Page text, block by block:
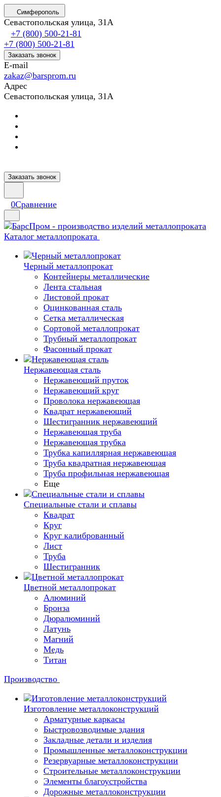
Симферополь
Севастопольская улица, 31А
+7 (800) 500-21-81
+7 (800) 500-21-81
Заказать звонок
E-mail
zakaz@barsprom.ru
Адрес
Севастопольская улица, 31А
Заказать звонок
0Сравнение
Каталог металлопроката
Черный металлопрокат
Контейнеры металлические
Лента стальная
Листовой прокат
Оцинкованная сталь
Сетка металлическая
Сортовой металлопрокат
Трубный металлопрокат
Фасонный прокат
Нержавеющая сталь
Нержавеющий пруток
Нержавеющий круг
Проволока нержавеющая
Квадрат нержавеющий
Шестигранник нержавеющий
Нержавеющая труба
Нержавеющая трубка
Трубка капиллярная нержавеющая
Труба квадратная нержавеющая
Труба профильная нержавеющая
Еще
Специальные стали и сплавы
Квадрат
Круг
Круг калиброванный
Лист
Труба
Шестигранник
Цветной металлопрокат
Алюминий
Бронза
Дюралюминий
Латунь
Магний
Медь
Титан
Производство
Изготовление металлоконструкций
Арматурные каркасы
Быстровозводимые здания
Закладные детали и изделия
Промышленные металлоконструкции
Резервуарные металлоконструкции
Строительные металлоконструкции
Элементы благоустройства
Дорожные металлоконструкции